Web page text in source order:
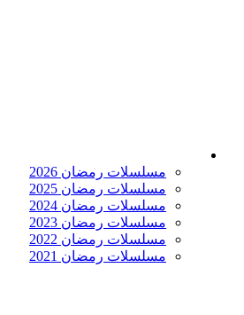
مسلسلات رمضان 2026
مسلسلات رمضان 2025
مسلسلات رمضان 2024
مسلسلات رمضان 2023
مسلسلات رمضان 2022
مسلسلات رمضان 2021